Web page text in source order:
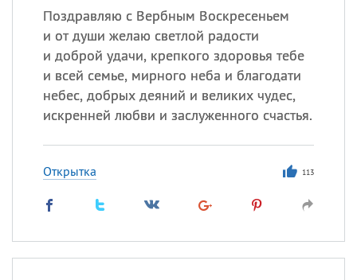
Поздравляю с Вербным Воскресеньем
и от души желаю светлой радости
и доброй удачи, крепкого здоровья тебе
и всей семье, мирного неба и благодати
небес, добрых деяний и великих чудес,
искренней любви и заслуженного счастья.
Открытка 113
рисового пудинга
09.08
День Дымняшки
(Smokey Bear Day)
Посмотреть значение